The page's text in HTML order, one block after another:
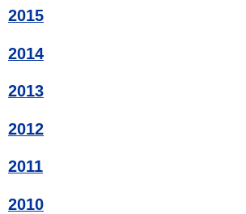
2015
2014
2013
2012
2011
2010